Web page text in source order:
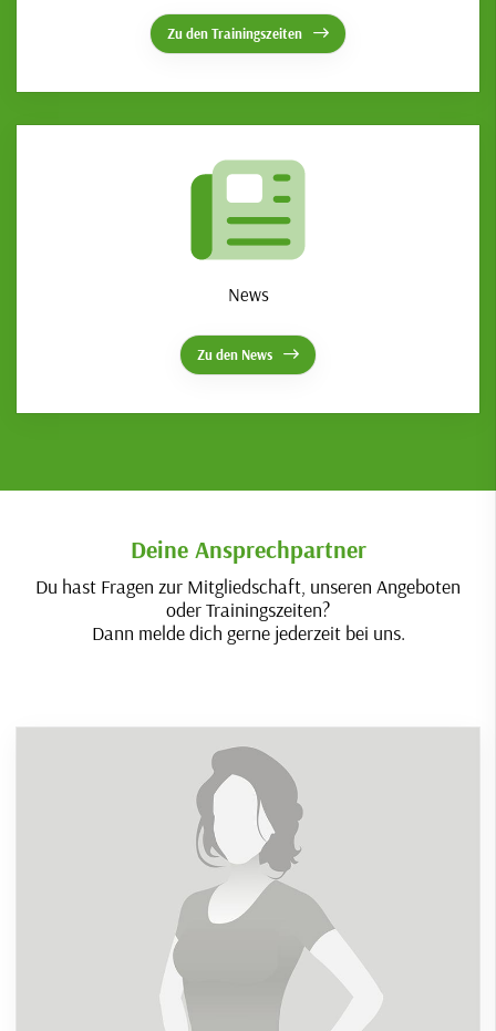
Zu den Trainingszeiten
News
Zu den News
Deine Ansprechpartner
Du hast Fragen zur Mitgliedschaft, unseren Angeboten
oder Trainingszeiten?
Dann melde dich gerne jederzeit bei uns.